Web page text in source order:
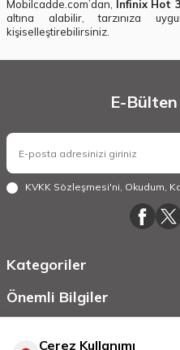
Mobilcadde.com’dan, Infinix Hot
altına alabilir, tarzınıza
kişiselleştirebilirsiniz.
E-
KVKK Sözleşmesi'ni, Okudum,
Kategoriler
Önemli Bilgiler
Çerez Kullanımı